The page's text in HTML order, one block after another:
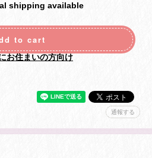
shipping available
to cart
お住まいの方向け
通報する